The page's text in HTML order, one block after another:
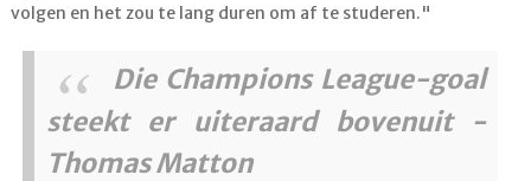
volgen en het zou te lang duren om af te studeren."
Die Champions League-goal
steekt er uiteraard bovenuit -
Thomas Matton